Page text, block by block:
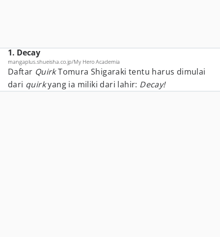
1. Decay
mangaplus.shueisha.co.jp/My Hero Academia
Daftar QuirkTomura Shigaraki tentu harus dimulai
dari quirkyang ia miliki dari lahir: Decay!